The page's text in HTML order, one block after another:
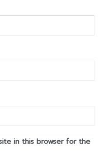
in this browser for the